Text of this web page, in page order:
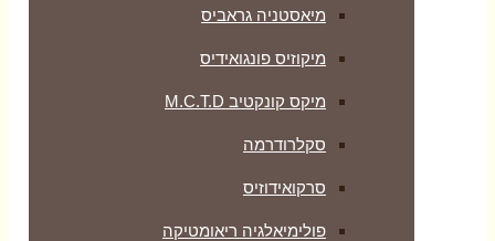
מיאסטניה גראביס
מיקוזיס פונגואידיס
מיקס קונקטיב M.C.T.D
סקלרודרמה
סרקואידוזיס
פולימיאלגיה ריאומטיקה